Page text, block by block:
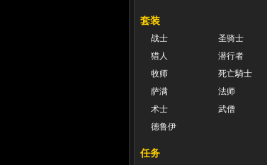
套装
战士
圣骑士
猎人
潜行者
牧师
死亡騎士
萨满
法师
术士
武僧
德鲁伊
任务